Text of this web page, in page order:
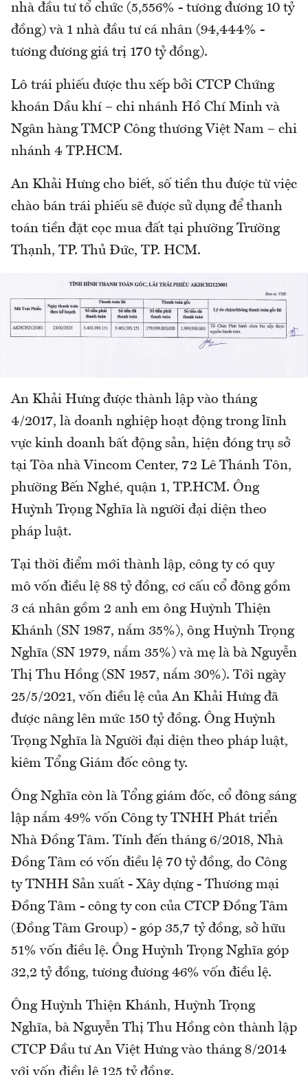
nhà đầu tư tổ chức (5,556% - tương đương 10 tỷ
đồng) và 1 nhà đầu tư cá nhân (94,444% -
tương đương giá trị 170 tỷ đồng).
Lô trái phiếu được thu xếp bởi CTCP Chứng
khoán Dầu khí – chi nhánh Hồ Chí Minh và
Ngân hàng TMCP Công thương Việt Nam – chi
nhánh 4 TP.HCM.
An Khải Hưng cho biết, số tiền thu được từ việc
chào bán trái phiếu sẽ được sử dụng để thanh
toán tiền đặt cọc mua đất tại phường Trường
Thạnh, TP. Thủ Đức, TP. HCM.
An Khải Hưng được thành lập vào tháng
4/2017, là doanh nghiệp hoạt động trong lĩnh
vực kinh doanh bất động sản, hiện đóng trụ sở
tại Tòa nhà Vincom Center, 72 Lê Thánh Tôn,
phường Bến Nghé, quận 1, TP.HCM. Ông
Huỳnh Trọng Nghĩa là người đại diện theo
pháp luật.
Tại thời điểm mới thành lập, công ty có quy
mô vốn điều lệ 88 tỷ đồng, cơ cấu cổ đông gồm
3 cá nhân gồm 2 anh em ông Huỳnh Thiện
Khánh (SN 1987, nắm 35%), ông Huỳnh Trọng
Nghĩa (SN 1979, nắm 35%) và mẹ là bà Nguyễn
Thị Thu Hồng (SN 1957, nắm 30%). Tới ngày
25/5/2021, vốn điều lệ của An Khải Hưng đã
được nâng lên mức 150 tỷ đồng. Ông Huỳnh
Trọng Nghĩa là Người đại diện theo pháp luật,
kiêm Tổng Giám đốc công ty.
Ông Nghĩa còn là Tổng giám đốc, cổ đông sáng
lập nắm 49% vốn Công ty TNHH Phát triển
Nhà Đồng Tâm. Tính đến tháng 6/2018, Nhà
Đồng Tâm có vốn điều lệ 70 tỷ đồng, do Công
ty TNHH Sản xuất - Xây dựng - Thương mại
Đồng Tâm - công ty con của CTCP Đồng Tâm
(Đồng Tâm Group) - góp 35,7 tỷ đồng, sở hữu
51% vốn điều lệ. Ông Huỳnh Trọng Nghĩa góp
32,2 tỷ đồng, tương đương 46% vốn điều lệ.
Ông Huỳnh Thiện Khánh, Huỳnh Trọng
Nghĩa, bà Nguyễn Thị Thu Hồng còn thành lập
CTCP Đầu tư An Việt Hưng vào tháng 8/2014